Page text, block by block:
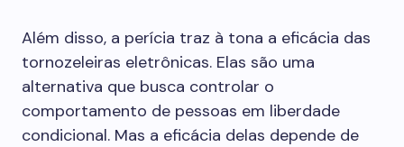
Além disso, a perícia traz à tona a eficácia das
tornozeleiras eletrônicas. Elas são uma
alternativa que busca controlar o
comportamento de pessoas em liberdade
condicional. Mas a eficácia delas depende de